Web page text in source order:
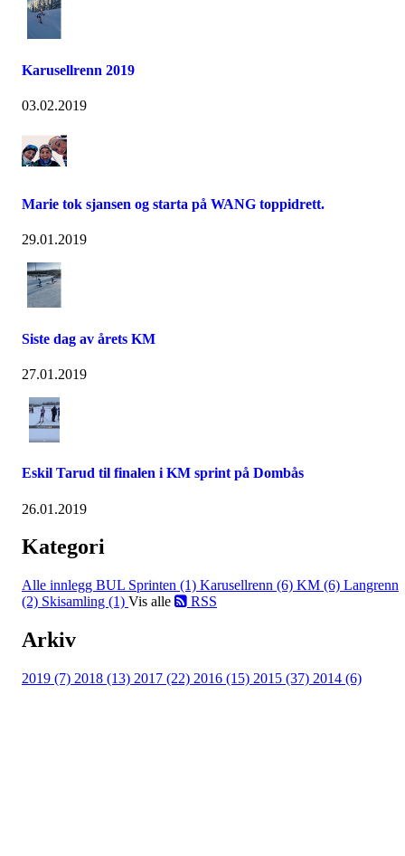
Karusellrenn 2019
03.02.2019
Marie tok sjansen og starta på WANG toppidrett.
29.01.2019
Siste dag av årets KM
27.01.2019
Eskil Tarud til finalen i KM sprint på Dombås
26.01.2019
Kategori
Alle innlegg BUL Sprinten (1) Karusellrenn (6) KM (6) Langrenn
(2) Skisamling (1) Vis alle RSS
Arkiv
2019 (7) 2018 (13) 2017 (22) 2016 (15) 2015 (37) 2014 (6)